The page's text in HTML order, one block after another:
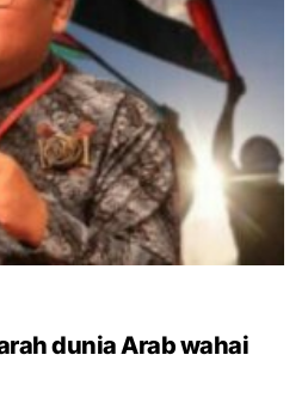
dunia Arab wahai